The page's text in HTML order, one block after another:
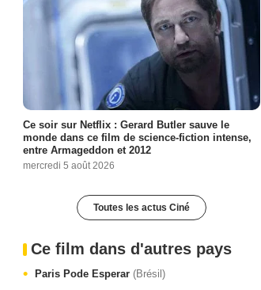
Ce soir sur Netflix : Gerard Butler sauve le
monde dans ce film de science-fiction intense,
entre Armageddon et 2012
mercredi 5 août 2026
Toutes les actus Ciné
Ce film dans d'autres pays
Paris Pode Esperar (Brésil)